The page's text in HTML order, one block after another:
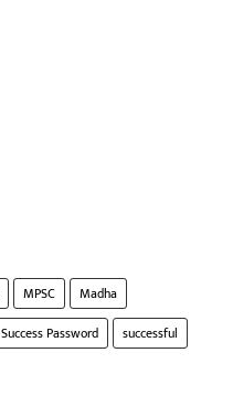
MPSC
Madha
Success Password successful